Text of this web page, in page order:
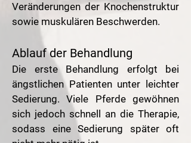
Veränderungen der Knochenstruktur
sowie muskulären Beschwerden.
Ablauf der Behandlung
Die erste Behandlung erfolgt bei
ängstlichen Patienten unter leichter
Sedierung. Viele Pferde gewöhnen
sich jedoch schnell an die Therapie,
sodass eine Sedierung später oft